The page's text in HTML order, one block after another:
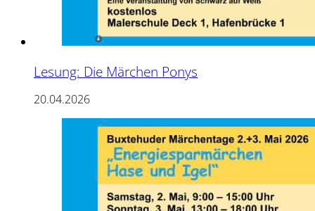
Lesung: Die Märchen Ponys
20.04.2026